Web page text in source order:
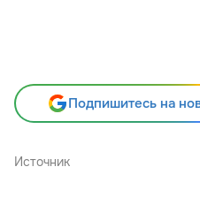
Подпишитесь на
Источник